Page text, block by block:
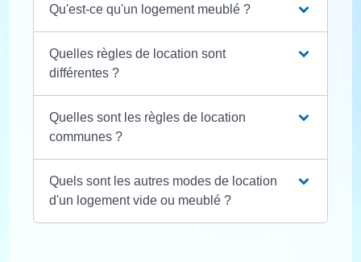
Qu'est-ce qu'un logement meublé ?
Quelles règles de location sont
différentes ?
Quelles sont les règles de location
communes ?
Quels sont les autres modes de location
d'un logement vide ou meublé ?